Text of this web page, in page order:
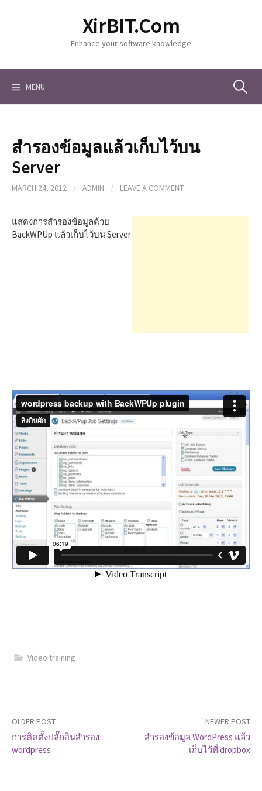
o
XirBIT.Com
Enhance your software knowledge
MENU S
o
สำรองข้อมูลแล้วเก็บไว้บน
Server
MARCH 24, 2012 / ADMIN / LEAVE A COMMENT
แสดงการสำรองข้อมูลด้วย
BackWPUp แล้วเก็บไว้บน Server
Video training
P
OLDER POST
การติดตั้งปลั๊กอินสำรอง
wordpress
NEWER POST
สำรองข้อมูล WordPress แล้ว
เก็บไว้ที่ dropbox